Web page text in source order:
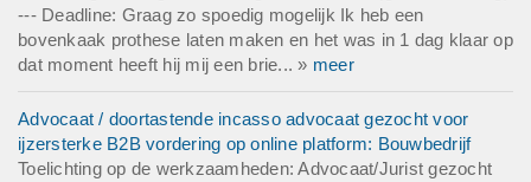
--- Deadline: Graag zo spoedig mogelijk Ik heb een
bovenkaak prothese laten maken en het was in 1 dag klaar op
dat moment heeft hij mij een brie... » meer
Advocaat / doortastende incasso advocaat gezocht voor
ijzersterke B2B vordering op online platform: Bouwbedrijf
Toelichting op de werkzaamheden: Advocaat/Jurist gezocht